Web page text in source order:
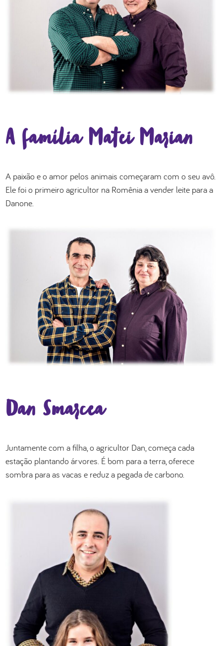
A família Matei Marian
A paixão e o amor pelos animais começaram com o seu avô.
Ele foi o primeiro agricultor na Romênia a vender leite para a
Danone.
Dan Smarcea
Juntamente com a filha, o agricultor Dan, começa cada
estação plantando árvores. É bom para a terra, oferece
sombra para as vacas e reduz a pegada de carbono.